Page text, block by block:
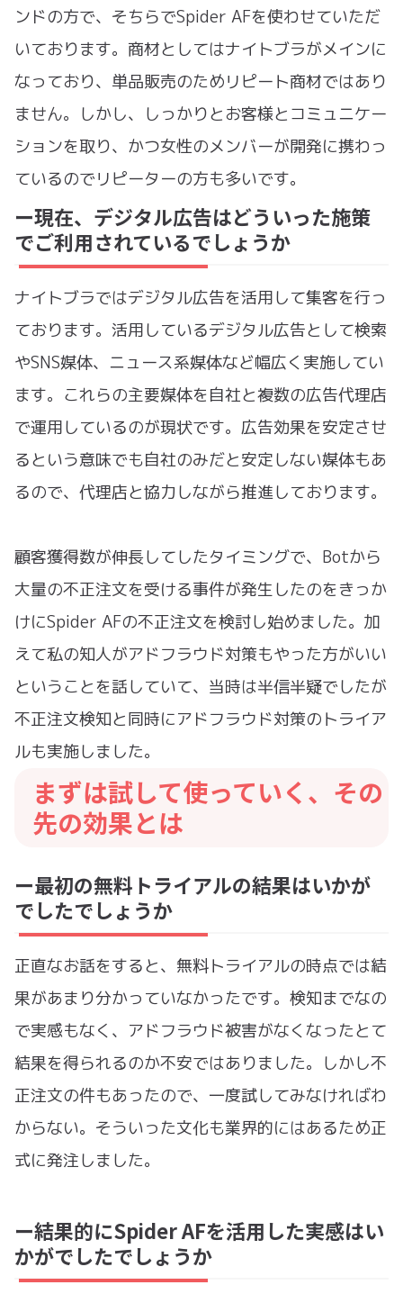
ンドの方で、そちらでSpider AFを使わせていただ
いております。商材としてはナイトブラがメインに
なっており、単品販売のためリピート商材ではあり
ません。しかし、しっかりとお客様とコミュニケー
ションを取り、かつ女性のメンバーが開発に携わっ
ているのでリピーターの方も多いです。
ー現在、デジタル広告はどういった施策
でご利用されているでしょうか
ナイトブラではデジタル広告を活用して集客を行っ
ております。活用しているデジタル広告として検索
やSNS媒体、ニュース系媒体など幅広く実施してい
ます。これらの主要媒体を自社と複数の広告代理店
で運用しているのが現状です。広告効果を安定させ
るという意味でも自社のみだと安定しない媒体もあ
るので、代理店と協力しながら推進しております。
顧客獲得数が伸長してしたタイミングで、Botから
大量の不正注文を受ける事件が発生したのをきっか
けにSpider AFの不正注文を検討し始めました。加
えて私の知人がアドフラウド対策もやった方がいい
ということを話していて、当時は半信半疑でしたが
不正注文検知と同時にアドフラウド対策のトライア
ルも実施しました。
まずは試して使っていく、その
先の効果とは
ー最初の無料トライアルの結果はいかが
でしたでしょうか
正直なお話をすると、無料トライアルの時点では結
果があまり分かっていなかったです。検知までなの
で実感もなく、アドフラウド被害がなくなったとて
結果を得られるのか不安ではありました。しかし不
正注文の件もあったので、一度試してみなければわ
からない。そういった文化も業界的にはあるため正
式に発注しました。
ー結果的にSpider AFを活用した実感はい
かがでしたでしょうか